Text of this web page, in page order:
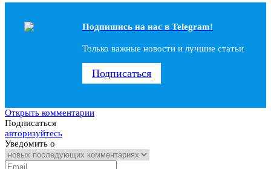
Подпишись на наc в Telegram!
Только важные новости и лучшие статьи
Подписаться
Открыть комментарии
Подписаться
авторизуйтесь
Уведомить о